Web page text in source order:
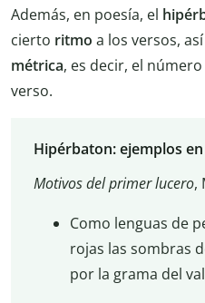
Además, en poesía, el
cierto ritmo a los versos,
métrica, es decir, el
verso.
Hipérbaton: ejemplos
Motivos del primer lucero,
Como lenguas de
rojas las sombras
por la grama del